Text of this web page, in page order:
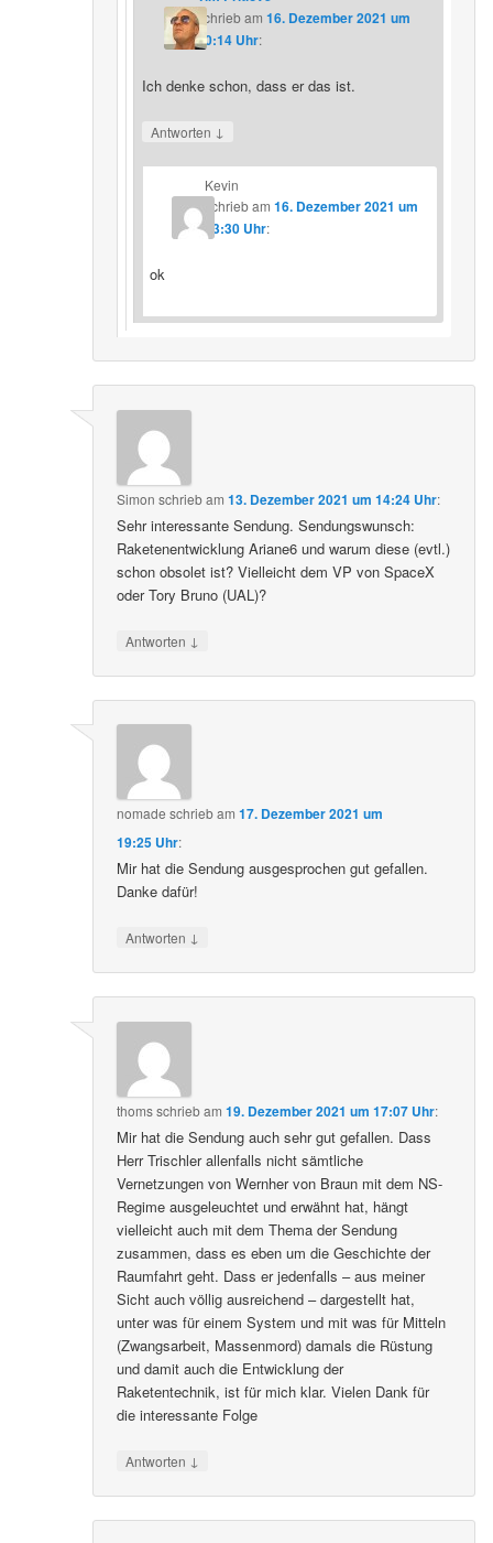
schriebam 16. Dezember 2021 um
20:14 Uhr:
Ich denke schon, dass er das ist.
Antworten ↓
Kevin
schriebam16. Dezember 2021 um
23:30 Uhr:
ok
Simon schriebam13. Dezember 2021 um 14:24 Uhr:
Sehr interessante Sendung. Sendungswunsch:
Raketenentwicklung Ariane6 und warum diese (evtl.)
schon obsolet ist? Vielleicht dem VP von SpaceX
oder Tory Bruno (UAL)?
Antworten ↓
nomade schriebam17. Dezember 2021 um
19:25 Uhr:
Mir hat die Sendung ausgesprochen gut gefallen.
Danke dafür!
Antworten ↓
thomsschriebam19. Dezember 2021 um 17:07 Uhr:
Mir hat die Sendung auch sehr gut gefallen. Dass
Herr Trischler allenfalls nicht sämtliche
Vernetzungen von Wernher von Braun mit dem NS-
Regime ausgeleuchtet und erwähnt hat, hängt
vielleicht auch mit dem Thema der Sendung
zusammen, dass es eben um die Geschichte der
Raumfahrt geht. Dass er jedenfalls – aus meiner
Sicht auch völlig ausreichend – dargestellt hat,
unter was für einem System und mit was für Mitteln
(Zwangsarbeit, Massenmord) damals die Rüstung
und damit auch die Entwicklung der
Raketentechnik, ist für mich klar. Vielen Dank für
die interessante Folge
Antworten ↓